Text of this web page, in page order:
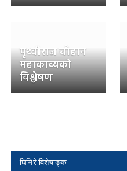
पृथ्वीराज चौहान
महाकाव्यको
विश्लेषण
घिमिरे विशेषाङ्क